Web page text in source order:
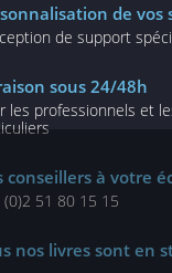
de vos
de support
sous 24/48h
les professionnels et
conseillersà votre
(0)2 51 80 15 15
nos livres sont en